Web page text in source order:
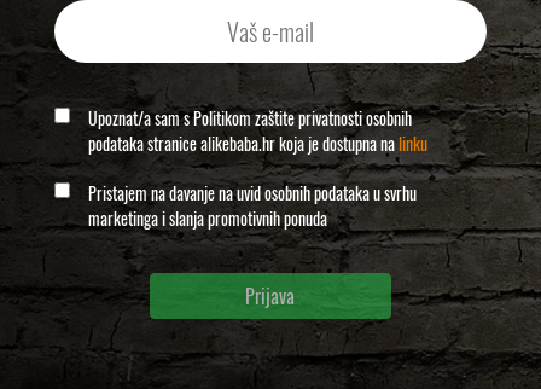
Upoznat/a sam s Politikom zaštite privatnosti osobnih
podataka stranice alikebaba.hr koja je dostupna nalinku
Pristajem na davanje na uvid osobnih podataka u svrhu
marketinga i slanja promotivnih ponuda
Prijava